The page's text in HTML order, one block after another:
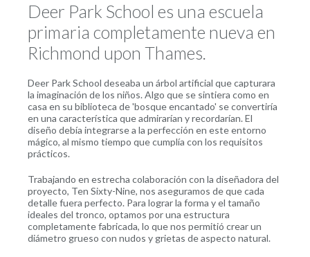
Deer Park School es una escuela
primaria completamente nueva en
Richmond upon Thames.
Deer Park School deseaba un árbol artificial que capturara
la imaginación de los niños. Algo que se sintiera como en
casa en su biblioteca de 'bosque encantado' se convertiría
en una característica que admirarían y recordarían. El
diseño debía integrarse a la perfección en este entorno
mágico, al mismo tiempo que cumplía con los requisitos
prácticos.
Trabajando en estrecha colaboración con la diseñadora del
proyecto, Ten Sixty-Nine, nos aseguramos de que cada
detalle fuera perfecto. Para lograr la forma y el tamaño
ideales del tronco, optamos por una estructura
completamente fabricada, lo que nos permitió crear un
diámetro grueso con nudos y grietas de aspecto natural.